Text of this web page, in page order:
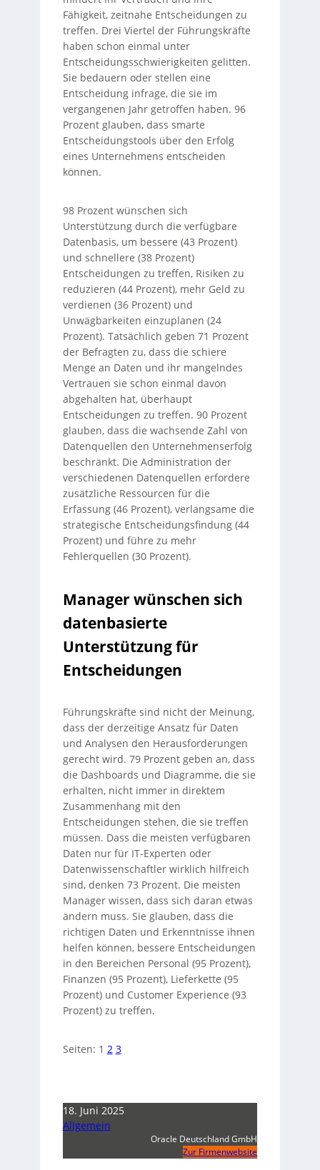
Fähigkeit, zeitnahe Entscheidungen zu
treffen. Drei Viertel der Führungskräfte
haben schon einmal unter
Entscheidungsschwierigkeiten gelitten.
Sie bedauern oder stellen eine
Entscheidung infrage, die sie im
vergangenen Jahr getroffen haben. 96
Prozent glauben, dass smarte
Entscheidungstools über den Erfolg
eines Unternehmens entscheiden
können.
98 Prozent wünschen sich
Unterstützung durch die verfügbare
Datenbasis, um bessere (43 Prozent)
und schnellere (38 Prozent)
Entscheidungen zu treffen, Risiken zu
reduzieren (44 Prozent), mehr Geld zu
verdienen (36 Prozent) und
Unwägbarkeiten einzuplanen (24
Prozent). Tatsächlich geben 71 Prozent
der Befragten zu, dass die schiere
Menge an Daten und ihr mangelndes
Vertrauen sie schon einmal davon
abgehalten hat, überhaupt
Entscheidungen zu treffen. 90 Prozent
glauben, dass die wachsende Zahl von
Datenquellen den Unternehmenserfolg
beschränkt. Die Administration der
verschiedenen Datenquellen erfordere
zusätzliche Ressourcen für die
Erfassung (46 Prozent), verlangsame die
strategische Entscheidungsfindung (44
Prozent) und führe zu mehr
Fehlerquellen (30 Prozent).
Manager wünschen sich
datenbasierte
Unterstützung für
Entscheidungen
Führungskräfte sind nicht der Meinung,
dass der derzeitige Ansatz für Daten
und Analysen den Herausforderungen
gerecht wird. 79 Prozent geben an, dass
die Dashboards und Diagramme, die sie
erhalten, nicht immer in direktem
Zusammenhang mit den
Entscheidungen stehen, die sie treffen
müssen. Dass die meisten verfügbaren
Daten nur für IT-Experten oder
Datenwissenschaftler wirklich hilfreich
sind, denken 73 Prozent. Die meisten
Manager wissen, dass sich daran etwas
ändern muss. Sie glauben, dass die
richtigen Daten und Erkenntnisse ihnen
helfen können, bessere Entscheidungen
in den Bereichen Personal (95 Prozent),
Finanzen (95 Prozent), Lieferkette (95
Prozent) und Customer Experience (93
Prozent) zu treffen.
Seiten: 1 2 3
18. Juni 2025
Allgemein
Oracle Deutschland GmbH
Zur Firmenwebsite